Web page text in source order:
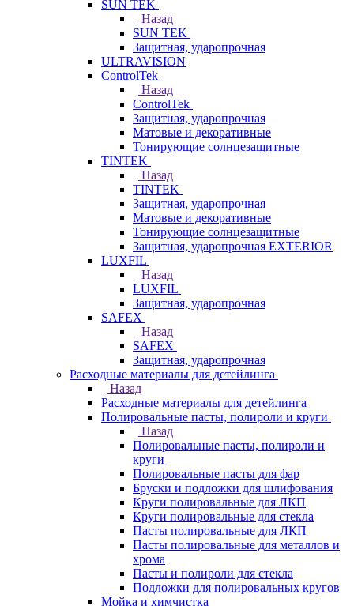
SUN TEK
Назад
SUN TEK
Защитная, ударопрочная
ULTRAVISION
ControlTek
Назад
ControlTek
Защитная, ударопрочная
Матовые и декоративные
Тонирующие солнцезащитные
TINTEK
Назад
TINTEK
Защитная, ударопрочная
Матовые и декоративные
Тонирующие солнцезащитные
Защитная, ударопрочная EXTERIOR
LUXFIL
Назад
LUXFIL
Защитная, ударопрочная
SAFEX
Назад
SAFEX
Защитная, ударопрочная
Расходные материалы для детейлинга
Назад
Расходные материалы для детейлинга
Полировальные пасты, полироли и круги
Назад
Полировальные пасты, полироли и
круги
Полировальные пасты для фар
Бруски и подложки для шлифования
Круги полировальные для ЛКП
Круги полировальные для стекла
Пасты полировальные для ЛКП
Пасты полировальные для металлов и
хрома
Пасты и полироли для стекла
Подложки для полировальных кругов
Мойка и химчистка